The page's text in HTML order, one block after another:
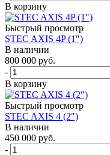
В корзину
Быстрый просмотр
STEC AXIS 4P (1″)
В наличии
800 000 руб.
-
В корзину
Быстрый просмотр
STEC AXIS 4 (2″)
В наличии
450 000 руб.
-